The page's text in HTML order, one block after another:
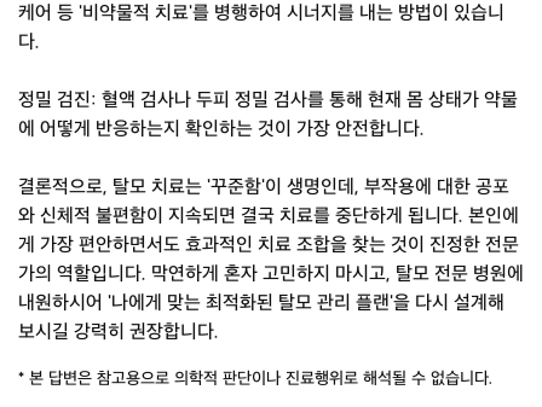
케어 등 '비약물적 치료'를 병행하여 시너지를 내는 방법이 있습니
다.
정밀 검진: 혈액 검사나 두피 정밀 검사를 통해 현재 몸 상태가 약물
에 어떻게 반응하는지 확인하는 것이 가장 안전합니다.
결론적으로, 탈모 치료는 '꾸준함'이 생명인데, 부작용에 대한 공포
와 신체적 불편함이 지속되면 결국 치료를 중단하게 됩니다. 본인에
게 가장 편안하면서도 효과적인 치료 조합을 찾는 것이 진정한 전문
가의 역할입니다. 막연하게 혼자 고민하지 마시고, 탈모 전문 병원에
내원하시어 '나에게 맞는 최적화된 탈모 관리 플랜'을 다시 설계해
보시길 강력히 권장합니다.
* 본 답변은 참고용으로 의학적 판단이나 진료행위로 해석될 수 없습니다.